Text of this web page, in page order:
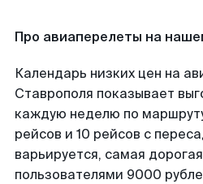
Про авиаперелеты на
Календарь низких цен на
Ставрополя показывает
каждую неделю по
рейсов и 10 рейсов с
варьируется, самая
пользователями 9000